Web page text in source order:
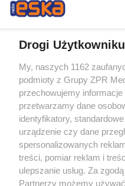
Żaden utwór zamieszczony w
rozpowszechniany lub dalej
tym także elektroniczny lub
eksploatacji w jakiejkolwiek
bez pisemnej zgody właściciela
wykorzystanie utworów w całości
bez właściwej zgody, jest
prawnie.
Drogi
My, naszych 1162
podmioty z Grupy ZPR
przechowujemy
przetwarzamy dane
identyfikatory,
urządzenie czy dane
spersonalizowanych
treści, pomiar reklam i
ulepszanie usług. Za
Partnerzy możemy